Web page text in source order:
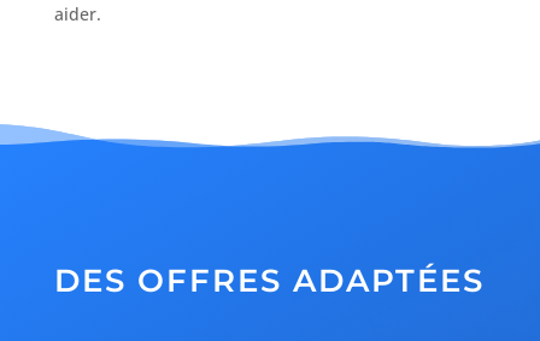
aider.
DES OFFRES ADAPTÉES